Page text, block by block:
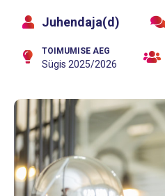
Juhendaja(d)
TOIMUMISE AEG
Sügis 2025/2026